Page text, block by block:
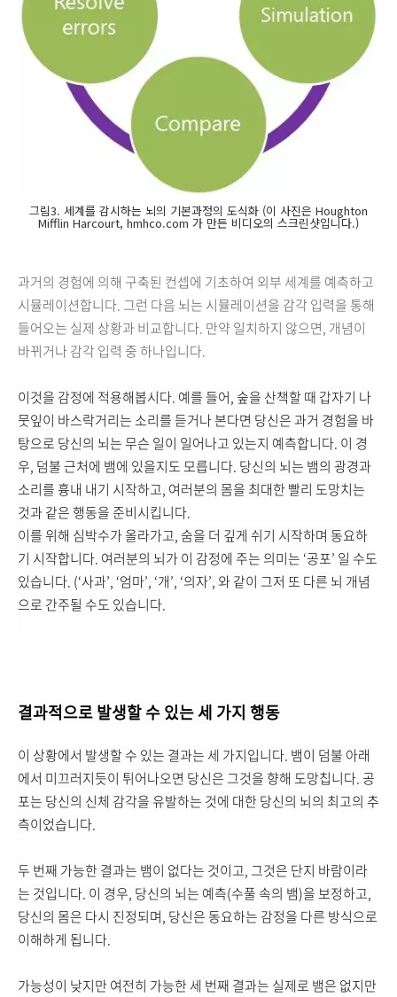
그림3. 세계를 감시하는 뇌의 기본과정의 도식화 (이 사진은 Houghton
Mifflin Harcourt, hmhco.com 가 만든 비디오의 스크린샷입니다.)
과거의 경험에 의해 구축된 컨셉에 기초하여 외부 세계를 예측하고
시뮬레이션합니다. 그런 다음 뇌는 시뮬레이션을 감각 입력을 통해
들어오는 실제 상황과 비교합니다. 만약 일치하지 않으면, 개념이
바뀌거나 감각 입력 중 하나입니다.
이것을 감정에 적용해봅시다. 예를 들어, 숲을 산책할 때 갑자기 나
뭇잎이 바스락거리는 소리를 듣거나 본다면 당신은 과거 경험을 바
탕으로 당신의 뇌는 무슨 일이 일어나고 있는지 예측합니다. 이 경
우, 덤불 근처에 뱀에 있을지도 모릅니다. 당신의 뇌는 뱀의 광경과
소리를 흉내 내기 시작하고, 여러분의 몸을 최대한 빨리 도망치는
것과 같은 행동을 준비시킵니다.
이를 위해 심박수가 올라가고, 숨을 더 깊게 쉬기 시작하며 동요하
기 시작합니다. 여러분의 뇌가 이 감정에 주는 의미는 ‘공포’ 일 수도
있습니다. (‘사과’, ‘엄마’, ‘개’, ‘의자’, 와 같이 그저 또 다른 뇌 개념
으로 간주될 수도 있습니다.
결과적으로 발생할 수 있는 세 가지 행동
이 상황에서 발생할 수 있는 결과는 세 가지입니다. 뱀이 덤불 아래
에서 미끄러지듯이 튀어나오면 당신은 그것을 향해 도망칩니다. 공
포는 당신의 신체 감각을 유발하는 것에 대한 당신의 뇌의 최고의 추
측이었습니다.
두 번째 가능한 결과는 뱀이 없다는 것이고, 그것은 단지 바람이라
는 것입니다. 이 경우, 당신의 뇌는 예측(수풀 속의 뱀)을 보정하고,
당신의 몸은 다시 진정되며, 당신은 동요하는 감정을 다른 방식으로
이해하게 됩니다.
가능성이 낮지만 여전히 가능한 세 번째 결과는 실제로 뱀은 없지만